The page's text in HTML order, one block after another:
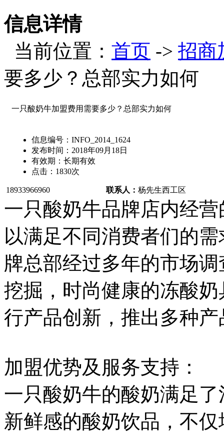
信息详情
当前位置： 首页 -> 招商
要多少？总部实力如何
一只酸奶牛加盟费用需要多少？总部实力如何
信息编号： INFO_2014_1624
发布时间： 2018年09月18日
有效期： 长期有效
点击： 1830次
18933966960 联系人： 杨先生西工区
一只酸奶牛品牌店内经
以满足不同消费者们的
牌总部经过多年的市场
挖掘，时尚健康的冻酸
行产品创新，推出多种
加盟优势及服务支持：
一只酸奶牛的酸奶满足
新鲜感的酸奶饮品，不